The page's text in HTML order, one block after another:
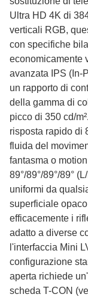
Ultra HD 4K di
verticali RGB,
con specifiche
economicamente
avanzata IPS (In-
un rapporto di
della gamma di
picco di 350 cd/
risposta rapido di
fluida del
fantasma o
89°/89°/89°/89°
uniformi da
superficiale
efficacemente i
adatto a diverse
l'interfaccia Mini
configurazione
aperta richiede
scheda T-CON